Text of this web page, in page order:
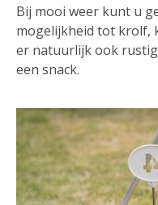
Bij mooi weer kunt u
mogelijkheid tot krolf,
er natuurlijk ook
een snack.